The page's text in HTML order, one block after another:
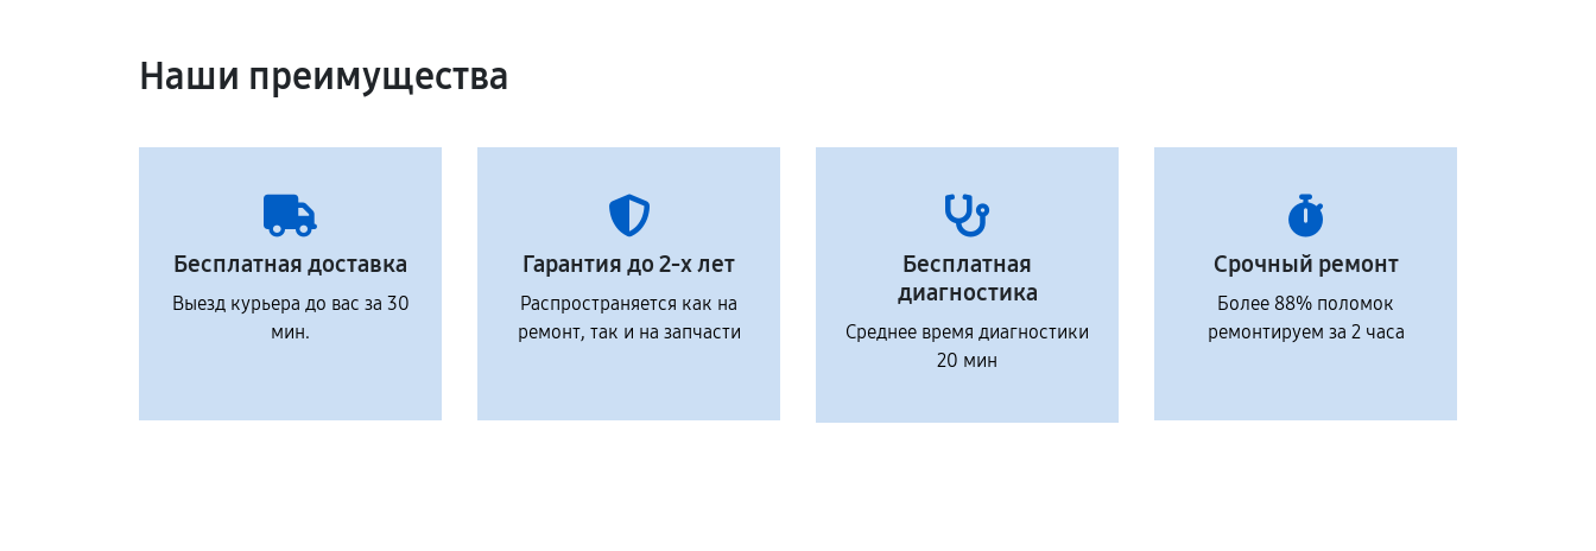
Наши преимущества
Бесплатная доставка
Выезд курьера до вас за 30
мин.
Гарантия до 2-х лет
Распространяется как на
ремонт, так и на запчасти
Бесплатная
диагностика
Среднее время диагностики
20 мин
Срочный ремонт
Более 88% поломок
ремонтируем за 2 часа